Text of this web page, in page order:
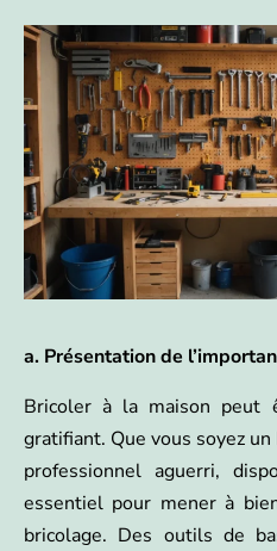
a. Présentation de
Bricoler à la maison
gratifiant. Que vous soyez
professionnel aguerri,
essentiel pour mener à
bricolage. Des outils de